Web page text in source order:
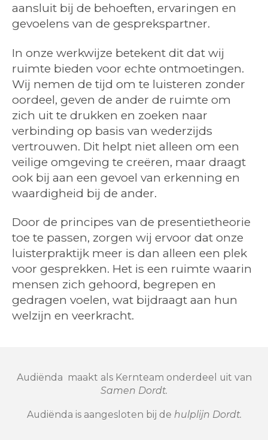
aansluit bij de behoeften, ervaringen en
gevoelens van de gesprekspartner.
In onze werkwijze betekent dit dat wij
ruimte bieden voor echte ontmoetingen.
Wij nemen de tijd om te luisteren zonder
oordeel, geven de ander de ruimte om
zich uit te drukken en zoeken naar
verbinding op basis van wederzijds
vertrouwen. Dit helpt niet alleen om een
veilige omgeving te creëren, maar draagt
ook bij aan een gevoel van erkenning en
waardigheid bij de ander.
Door de principes van de presentietheorie
toe te passen, zorgen wij ervoor dat onze
luisterpraktijk meer is dan alleen een plek
voor gesprekken. Het is een ruimte waarin
mensen zich gehoord, begrepen en
gedragen voelen, wat bijdraagt aan hun
welzijn en veerkracht.
Audiënda maakt als Kernteam onderdeel uit van
Samen Dordt.
Audiënda is aangesloten bij de hulplijn Dordt.